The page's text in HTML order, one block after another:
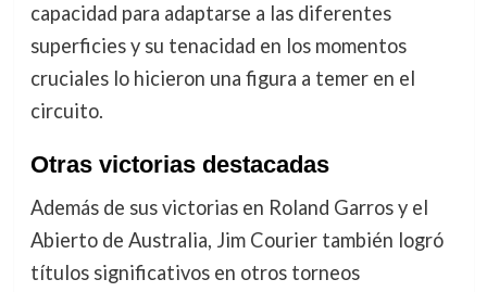
capacidad para adaptarse a las diferentes
superficies y su tenacidad en los momentos
cruciales lo hicieron una figura a temer en el
circuito.
Otras victorias destacadas
Además de sus victorias en Roland Garros y el
Abierto de Australia, Jim Courier también logró
títulos significativos en otros torneos